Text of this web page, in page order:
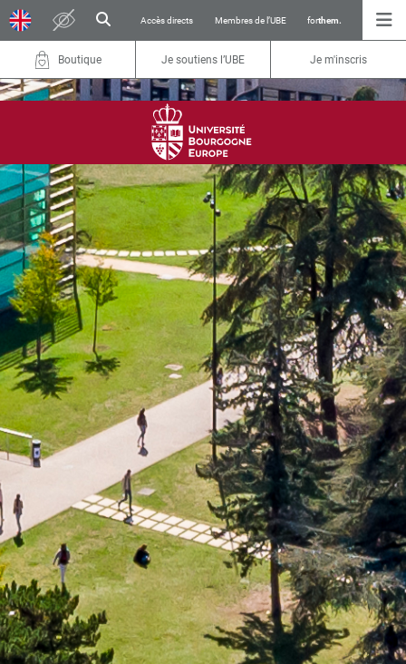
Accès directs Membres de l’UBE forthem.
Boutique Je soutiens l’UBE Je m'inscris